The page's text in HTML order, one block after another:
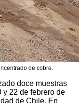
de cobre.
doce muestras
y 22 de febrero de
de Chile. En